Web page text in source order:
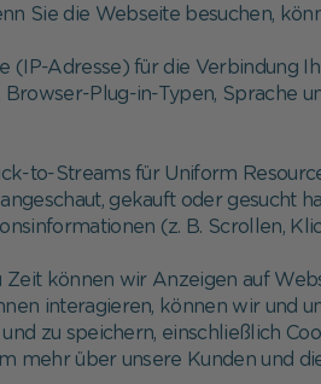
Sie die Webseite besuchen,
Adresse) für die Verbindung
Plug-in-Typen, Sprache
to-Streams für Uniform
gekauft oder gesucht
(z. B. Scrollen,
können wir Anzeigen auf
interagieren, können wir und
zu speichern, einschließlich
mehr über unsere Kunden und